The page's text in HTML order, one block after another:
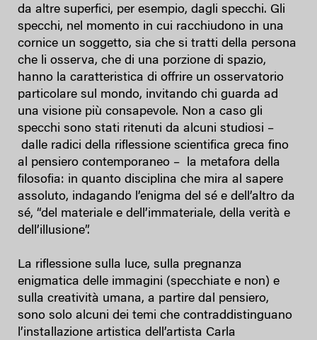
da altre superfici, per esempio, dagli specchi. Gli
specchi, nel momento in cui racchiudono in una
cornice un soggetto, sia che si tratti della persona
che li osserva, che di una porzione di spazio,
hanno la caratteristica di offrire un osservatorio
particolare sul mondo, invitando chi guarda ad
una visione più consapevole. Non a caso gli
specchi sono stati ritenuti da alcuni studiosi –
dalle radici della riflessione scientifica greca fino
al pensiero contemporaneo – la metafora della
filosofia: in quanto disciplina che mira al sapere
assoluto, indagando l’enigma del sé e dell’altro da
sé, “del materiale e dell’immateriale, della verità e
dell’illusione”.
La riflessione sulla luce, sulla pregnanza
enigmatica delle immagini (specchiate e non) e
sulla creatività umana, a partire dal pensiero,
sono solo alcuni dei temi che contraddistinguano
l’installazione artistica dell’artista Carla